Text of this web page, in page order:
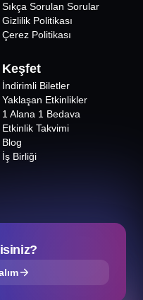
Sıkça Sorulan Sorular
Gizlilik Politikası
Çerez Politikası
Keşfet
İndirimli Biletler
Yaklaşan Etkinlikler
1 Alana 1 Bedava
Etkinlik Takvimi
Blog
İş Birliği